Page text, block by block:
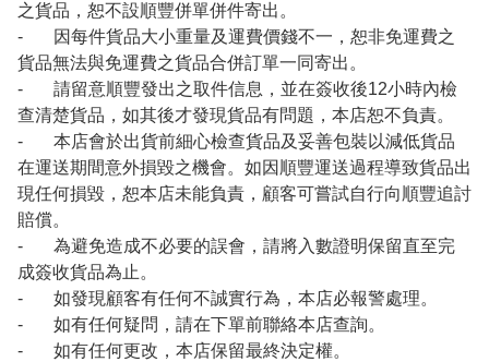
之貨品，恕不設順豐併單併件寄出。
- 因每件貨品大小重量及運費價錢不一，恕非免運費之
貨品無法與免運費之貨品合併訂單一同寄出。
- 請留意順豐發出之取件信息，並在簽收後12小時內檢
查清楚貨品，如其後才發現貨品有問題，本店恕不負責。
- 本店會於出貨前細心檢查貨品及妥善包裝以減低貨品
在運送期間意外損毀之機會。如因順豐運送過程導致貨品出
現任何損毀，恕本店未能負責，顧客可嘗試自行向順豐追討
賠償。
- 為避免造成不必要的誤會，請將入數證明保留直至完
成簽收貨品為止。
- 如發現顧客有任何不誠實行為，本店必報警處理。
- 如有任何疑問，請在下單前聯絡本店查詢。
- 如有任何更改，本店保留最終決定權。